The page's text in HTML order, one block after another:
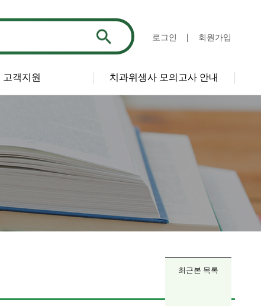
로그인 회원가입
고객지원 치과위생사 모의고사 안내
최근본 목록